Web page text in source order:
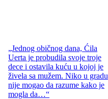
„Jednog običnog dana, Ćila
Uerta je probudila svoje troje
dece i ostavila kuću u kojoj je
živela sa mužem. Niko u gradu
nije mogao da razume kako je
mogla da…“